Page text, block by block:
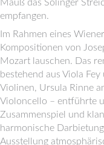
Mauß das Solinger
empfangen.
Im Rahmen eines
Kompositionen von
Mozart lauschen. Das
bestehend aus Viola
Violinen, Ursula Rinne
Violoncello – entführte
Zusammenspiel und
harmonische
Ausstellung